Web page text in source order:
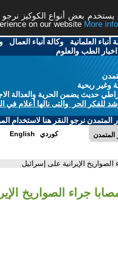
بعض أنواع الكوكيز
on our website
أنباء العلمانية -وكالة أنباء العمال -
اخبار الطب والعلوم
وغير ربحية
حديث يضمن الحرية والعدالة
للفكر الحر والتى نالها أعلام في
نرجو النقر هنا لاستخدام
المتمدن English كوردي
وأكثر من 80 مصابا جراء